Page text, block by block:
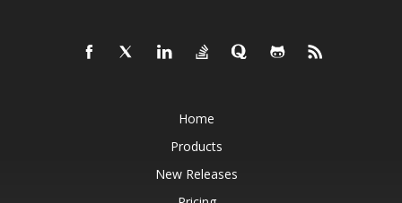
Home
Products
New Releases